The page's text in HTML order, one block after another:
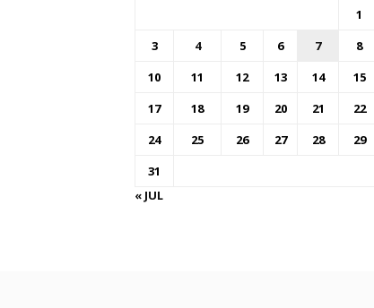
1
3
4 5 6 7 8
10
11 12 13 14 15
17
18 19 20 21 22
24
25 26 27 28 29
31
« JUL